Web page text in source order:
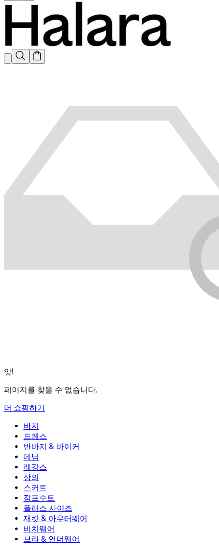
앗!
페이지를 찾을 수 없습니다.
더 쇼핑하기
바지
바지
조거
작업 바지
플로우 팬츠
드레스
드레스
액티브 드레스
맥시 & 미디 드레스
미니 드레스
반바지 & 바이커
반바지 & 바이커
바이커
데님 반바지
2.5인치 반바지
데님
데님
데님 레깅스
와이드 진
데님 반바지
데님 스커트
레깅스
레깅스
데님 레깅스
힙업 레깅스
요가 레깅스
상의
상의
스포츠 브라
티셔츠
스커트
스커트
액티브 스커트
미니 스커트
맥시 & 미디 스커트
점프수트
점프수트
오버롤
롬퍼
플러스 사이즈
플러스 사이즈
플러스 사이즈 하의
플러스 사이즈 상의
플러스 사이즈 드레스
재킷 & 아우터웨어
재킷 & 아우터웨어
재킷 & 아우터웨어
아우터웨어
비치웨어
비치웨어
수영복 상의
브라 & 언더웨어
브라 & 언더웨어